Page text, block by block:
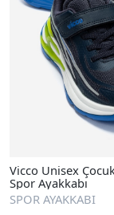
Vicco Unisex
Spor Ayakkabı
SPOR AYAKKABI